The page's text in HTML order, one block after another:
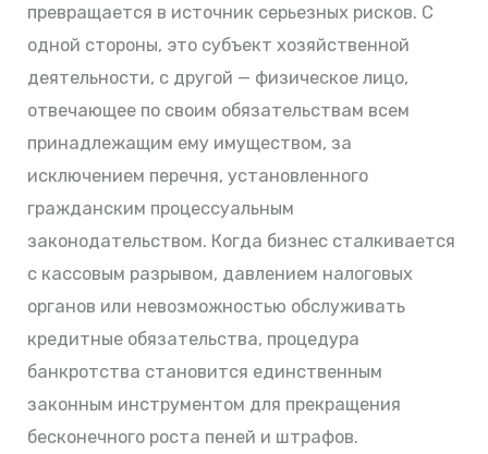
превращается в источник серьезных рисков. С
одной стороны, это субъект хозяйственной
деятельности, с другой — физическое лицо,
отвечающее по своим обязательствам всем
принадлежащим ему имуществом, за
исключением перечня, установленного
гражданским процессуальным
законодательством. Когда бизнес сталкивается
с кассовым разрывом, давлением налоговых
органов или невозможностью обслуживать
кредитные обязательства, процедура
банкротства становится единственным
законным инструментом для прекращения
бесконечного роста пеней и штрафов.